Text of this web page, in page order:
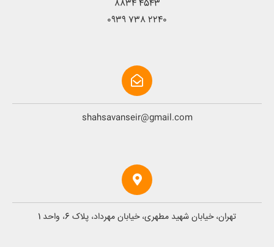
8834 4543
0939 738 2240
shahsavanseir@gmail.com
تهران، خیابان شهید مطهری، خیابان مهرداد، پلاک 6، واحد 1